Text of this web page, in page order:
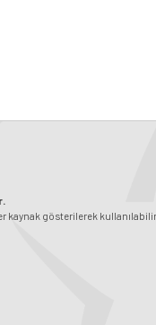
kaynak gösterilerek kullanılabilir.